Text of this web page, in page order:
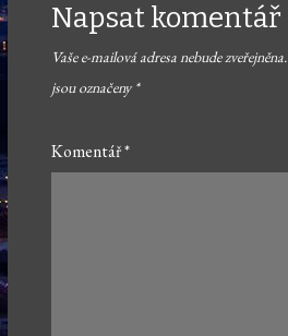
Napsat komentář
Vaše e-mailová adresa nebude zveřejněna.
jsou označeny*
Komentář*